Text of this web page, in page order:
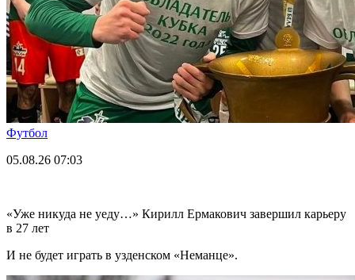
Футбол
05.08.26 07:03
«Уже никуда не уеду…» Кирилл Ермакович завершил карьеру
в 27 лет
И не будет играть в узденском «Неманце».